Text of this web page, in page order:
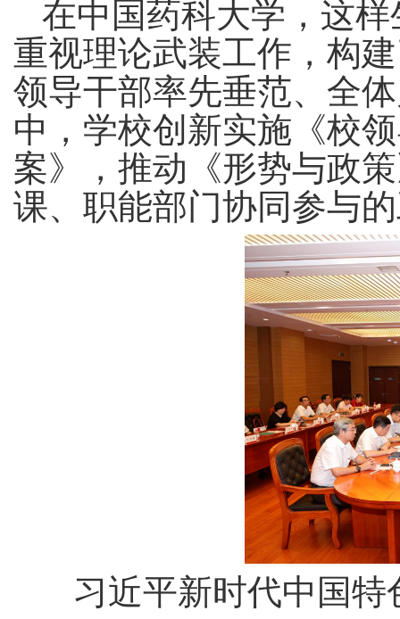
在中国药科大学，这
重视理论武装工作，构
领导干部率先垂范、全
中，学校创新实施《校
案》，推动《形势与政
课、职能部门协同参与
习近平新时代中国